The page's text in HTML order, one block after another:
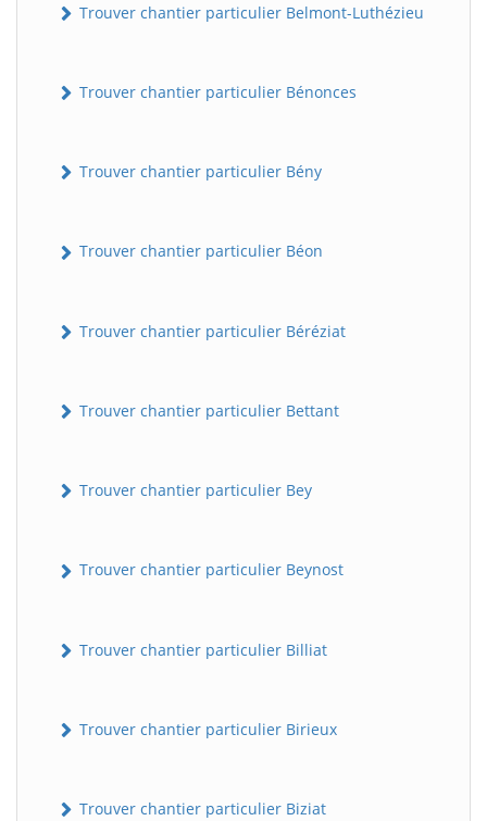
Trouver chantier particulier Belmont-Luthézieu
Trouver chantier particulier Bénonces
Trouver chantier particulier Bény
Trouver chantier particulier Béon
Trouver chantier particulier Béréziat
Trouver chantier particulier Bettant
Trouver chantier particulier Bey
Trouver chantier particulier Beynost
Trouver chantier particulier Billiat
Trouver chantier particulier Birieux
Trouver chantier particulier Biziat